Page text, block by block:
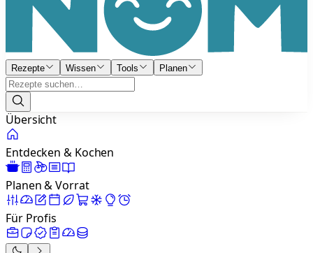
Rezepte Wissen Tools Planen
Übersicht
Entdecken & Kochen
Planen & Vorrat
Für Profis